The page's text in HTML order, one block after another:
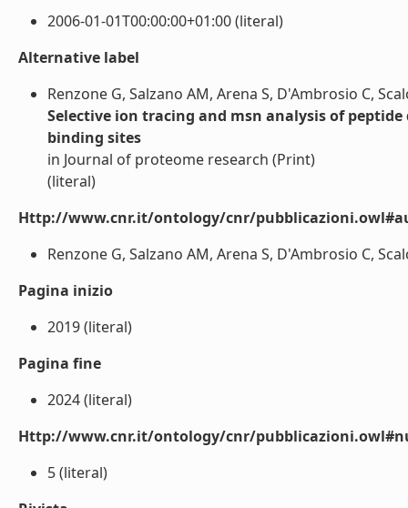
2006-01-01T00:00:00+01:00 (literal)
Alternative label
Renzone G, Salzano AM, Arena S, D'Ambrosio C,
Selective ion tracing and msn analysis of
binding sites
in Journal of proteome research (Print)
(literal)
Http://www.cnr.it/ontology/cnr/
Renzone G, Salzano AM, Arena S, D'Ambrosio C,
Pagina inizio
2019 (literal)
Pagina fine
2024 (literal)
Http://www.cnr.it/ontology/cnr/
5 (literal)